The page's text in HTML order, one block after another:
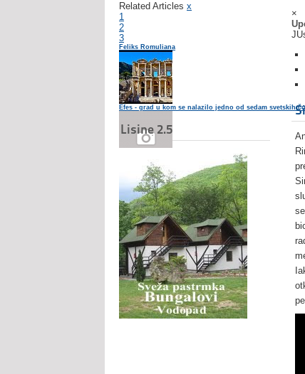
Related Articles x
1
2
3
Feliks Romuliana
Efes - grad u kom se nalazilo jedno od sedam svetskih
Banje Srbije: Banja Vrdnik
Lisine 2.5
×